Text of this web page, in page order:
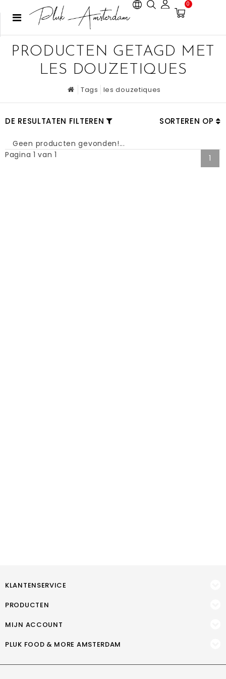
0
PRODUCTEN GETAGD MET
LES DOUZETIQUES
Tags les douzetiques
DE RESULTATEN FILTEREN SORTEREN OP
Geen producten gevonden!...
Pagina 1 van 1
1
KLANTENSERVICE
PRODUCTEN
MIJN ACCOUNT
PLUK FOOD & MORE AMSTERDAM